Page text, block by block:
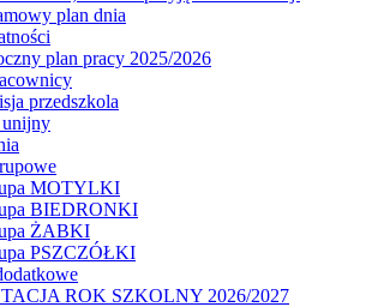
plan dnia
plan pracy 2025/2026
przedszkola
MOTYLKI
BIEDRONKI
ŻABKI
PSZCZÓŁKI
ROK SZKOLNY 2026/2027